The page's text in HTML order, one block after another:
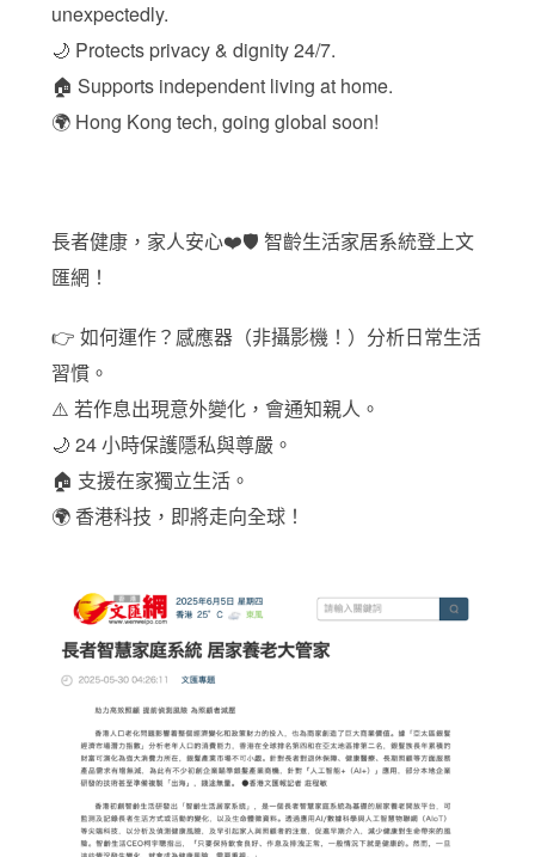
unexpectedly.
🌙 Protects privacy & dignity 24/7.
🏠 Supports independent living at home.
🌍 Hong Kong tech, going global soon!
長者健康，家人安心❤️🛡️ 智齡生活家居系統登上文
匯網！
👉 如何運作？感應器（非攝影機！）分析日常生活
習慣。
⚠️ 若作息出現意外變化，會通知親人。
🌙 24 小時保護隱私與尊嚴。
🏠 支援在家獨立生活。
🌍 香港科技，即將走向全球！